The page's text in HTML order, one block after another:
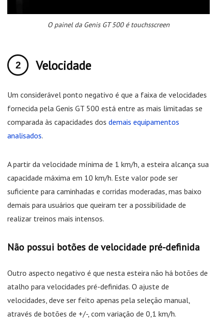
O painel da Genis GT 500 é touchsscreen
Velocidade
Um considerável ponto negativo é que a faixa de velocidades
fornecida pela Genis GT 500 está entre as mais limitadas se
comparada às capacidades dos demais equipamentos
analisados.
A partir da velocidade mínima de 1 km/h, a esteira alcança sua
capacidade máxima em 10 km/h. Este valor pode ser
suficiente para caminhadas e corridas moderadas, mas baixo
demais para usuários que queiram ter a possibilidade de
realizar treinos mais intensos.
Não possui botões de velocidade pré-definida
Outro aspecto negativo é que nesta esteira não há botões de
atalho para velocidades pré-definidas. O ajuste de
velocidades, deve ser feito apenas pela seleção manual,
através de botões de +/-, com variação de 0,1 km/h.